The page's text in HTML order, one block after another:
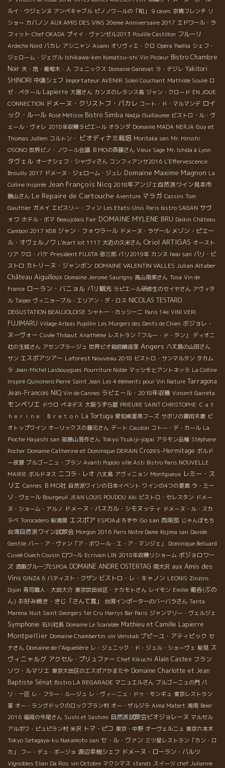
ルイ・ウジェンヌ アンペキャブル ピノノワールの「和」 9 caves 京橋フレンチ リ
ショー カバノン AUX AMIS DES VINS 20eme Anniversaire 2017 エドワール・ラ
フィット Chef OKADA プイイ・ヴァンゼル2013 Poulille Castillon フルーリ
Ardeche Nord パカレ アシニャン Asami オリヴィエ・クロ Opéra Paellia シェフ・
ジェローム・ジェグル Ishikawa-ken Komatsu-shi Vin Picoeur Bistro Chambre
Noir 天・地・葡萄木・人 フェニックス Domaine Ganevat ラ・デジレ Yakitori
SHINORI 中湊シェフ Importateur AVENIR Soleil Couchant Mathilde Soulié ロ
ゼ・ぺタール Lapierre 大園さん カンヌのレランス島 ジャン・クロード EN JOUE
CONNECTION ドメーヌ・クリストフ・パカレ コート・ド・マルマンデ ロイ
ック・ルール Rosé Métisse Bistro Simba Nadja Guillaume ビストロ・ル・ヴ
ェール・ヴォレ 2018年収穫ラピエール オランダ Domaine MADA NERJA Guy et
Thomas Jullien コルトン・ ビオディナミ栽培 Moritaka san Mr. Hiroshi
OSONO 世界ピノ・ノワール会議 ＢＭОの斉藤さん Vieux Sage Mr. Ishida à Lyon
タヴェル オーナシェフ・シャヴィさん コンフィアンサ2016 L'Effervescence
Brouilly 2017 ドメーヌ・ジェローム・ジュレ Domaine Maxime Magnon La
Colline Inspirée Jean François Nicq 2018年アンジェ自然派ワイン見本市
勝山さん Le Repaire de Cartouche Aventure マラガ Cassini Tom
Gauthier ガメイ エピスリー・フィン Les Etats-Unis Paris bistro SAGAN サヴ
ォワ ホテル・ボマ Beaujolais Fair DOMAINE MYLENE BRU Daikin Château
Cambon 2017 KGB ジャン・フォワラール ドメーヌ・ラゲール メゾン・ピエー
ル・オヴェルノワ L'écart lot 1117 大近の久米さん Oriol ARTIGAS オースト
リア クロ・バケ President FUJITA 弥三郎 パリ2019年 カンヌ Iwai san パリ・ビ
ストロ カトリーヌ・ジャンボン DOMAINE VALENTIN VALLES Julian Altaber
Château Aiguilloux Domaine Jerome Saurigny 高山南美さん Tosa Vin de
France ローラン・バニョル パリ観光 ラピエール研修生のセイヤさん アヴィタ
ル Taipei ヴィニョーブル・エリアン・ダ・ロス NICOLAS TESTARD
DEGUSTATION BEAUJOLOISE シャトー・カッシーニ Paris 14e VINI VERI
FUJIMARU Village Arbois Pupillin Les Murgers des Dents de Chien ボジョレ・
ヌーヴォー Cuvée Thibaut Anathème レストラン「フルー・ド・タン」
ディオニ
社の玉城さん アセンブラージュ 世界ビオ栽培醸造家 Angers 八丈島の山田さん
サン エスポアツアー Laforest Nouveau 2018 ビストロ・サンマルタン タカム
ラ Jean-Michel Lasbouygues Pourriture Noble マッシモとアントネッラ La Colline
Inspiré Quinonero Pierre Saint Jean Les 4 éléments pour Vin Nature Tarragona
Jean-Francois NIQ Vin de Cannes ラピエール・2018年収穫 Vincent Garreta
モンペリエ ドウロ ぺネデス 大阪うずら屋 PRIEURE SAINT CHRISTOPHE Ｃａｔ
ｈｅｒｉｎｅ Ｂｒｅｔｏｎ La Tortuga 愛知県渥美フーズ サボリの鎌田夫妻 ビ
オトップワイン オーリックスの藤元さん デート Cauzon コトー・デ・カール La
Pioche Hayashi san 故勝山晋作さん Tokyo Tsukiji-jogai アラモン品種 Stéphane
Rocher Domaine Catherine et Dominique DERAIN Crozes-Hermitage ボルド
ー夜景 ブルゴーニュ・ブラン Avanti Popolo ville Asti Bistro Paris NOUVELLE
MAIRIE ボルドネス ニコラ・レオ 八丈島 アヴィニョン Montgueux レミー・ス
リエ Cannes ＢＭО社 自然派ワインの日本イベント ワインの4つの要素 ラ・ミー
ゾ・ヴェール Bourgeuil JEAN LOUIS POUDOU Aki ビストロ・セレスタン ドメー
ヌ・ショーム・アルノ ドメーヌ・パスカル・シモヌッティ ドメーヌ・ル・スカ
ラベ Torocadero 桜満開 エスポア ESPOAよろずや Go san 西南部 じゃんぼもち
台湾自然派ワイン試飲会 Morgon 2016 Paris Notre Dame Kojima san Davide
Gentile バー・ア・ヴァン「ア・ボワール・エ・ア・マンジェ」
Dominique Belluard
Cuveé Ouech Cousin ロワ−ル Ecrivain LIN 2018年収穫リショーム ボジョロワー
ズ 酒販グループESPOA DOMAINE ANDRE OSTERTAG 南大沢 aux Amis des
Vins GINZA 6 バティスト・クザン ビストロ・レ・キャノン LEONIS Zinzins
Dijon 寿司職人・大田大介 東京世田谷区・ナカモトさん レイモン Emilie 葡呑(ぶの
ん) お好み焼き・きじ「さんて寛」 台湾インポーターのバーバラさん Tanta
Marena Nuit Saint Georgers 1er Cru Harrys Bar Paris ジャンマリー・ヴェルジェ
Symphonie 石川社長 Domaine Le Scarabée Mathieu et Camille Lapierre
Montpellier Domaine Chambertin vin Venskab プピーユ・アティピック セ
ナさん Domaine de l’Aiguelière レ・ジュニック・ド・ジュル・ショーヴェ 桜見 ス
ヴィニャルグ アクセル・プリュファー Chef Kikuchi Alain Castex フラン
ソワ・ルマリエ 東京大田区のエスポアかまたや Domaine Charlotte et Jean
Baptiste Sénat Bistro LA REGARADE マニュエルさん ブルゴーニュの門 パ
リ・一区 レ・フラー・ルージュ レ・ヴィーニュ・ドゥ・モンギュ 東京レストラン
業 オー・ラングドックのロックブラン村 オー・ザルジラ Alma Matert 湘南 Beier
2016 福岡の今尾さん Sushi et Sashimi 自然派試飲会ビオジョレーヌ マルセル
アルボワ・ピュピラン村 米沢 トマ・ピコ 東京・中野 オーヴェルニュ 東京六本木
Tokyo Setagaya-ku Nakamoto san セ・ル・ヴァン 三ツ星レストラン「カン・ロ
カ」
フー・デュ・ボージョ 渡辺幸樹シェフ ドメーヌ・ローラン・バルツ
Vignobles Elian Da Ros vin Octobre マクシマス stands スイーツ chef Julianne